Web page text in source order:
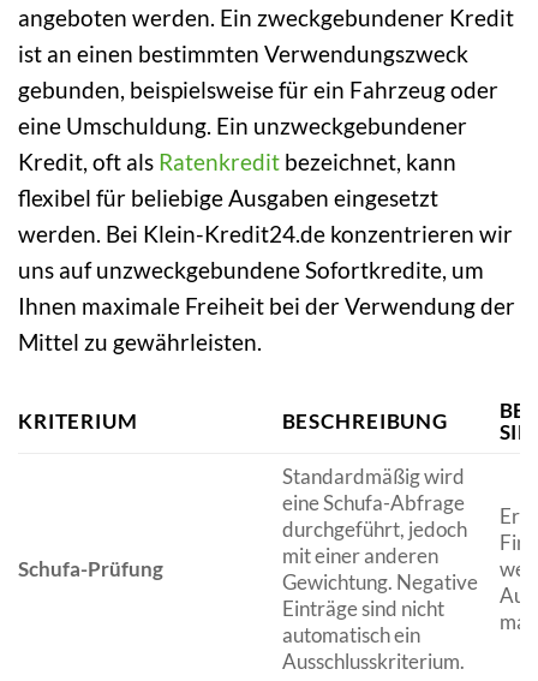
angeboten werden. Ein zweckgebundener Kredit
ist an einen bestimmten Verwendungszweck
gebunden, beispielsweise für ein Fahrzeug oder
eine Umschuldung. Ein unzweckgebundener
Kredit, oft als Ratenkredit bezeichnet, kann
flexibel für beliebige Ausgaben eingesetzt
werden. Bei Klein-Kredit24.de konzentrieren wir
uns auf unzweckgebundene Sofortkredite, um
Ihnen maximale Freiheit bei der Verwendung der
Mittel zu gewährleisten.
KRITERIUM BESCHREIBUNG
SIE
Schufa-Prüfung
Standardmäßig wird
eine Schufa-Abfrage
durchgeführt, jedoch
mit einer anderen
Gewichtung. Negative
Einträge sind nicht
automatisch ein
Ausschlusskriterium.